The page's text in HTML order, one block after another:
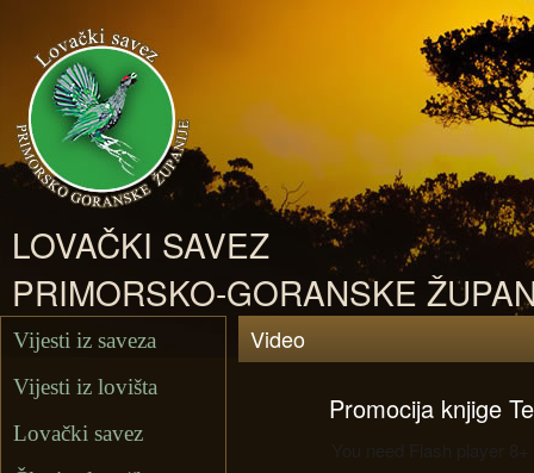
LOVAČKI SAVEZ
PRIMORSKO-GORANSKE
Vijesti iz saveza
Vijesti iz lovišta
Lovački savez
Video
Promocija knjige
You need Flash player